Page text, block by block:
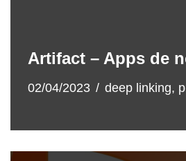
Artifact – Apps de
02/04/2023 deep linking,